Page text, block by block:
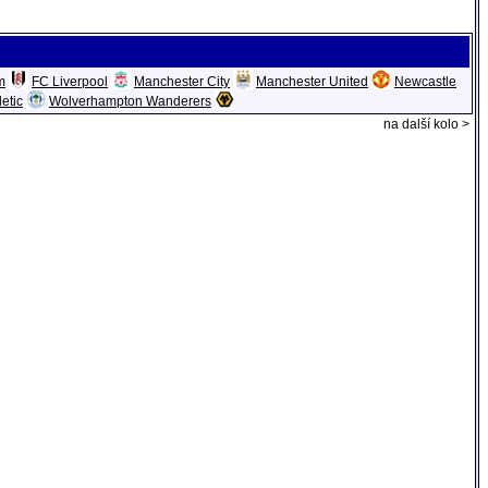
FC Liverpool Manchester City Manchester United
Newcastle
Wolverhampton Wanderers
na další kolo >